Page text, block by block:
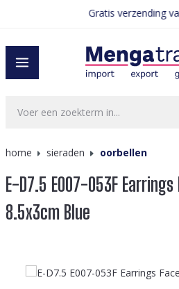
Gratis verzending
home sieraden oorbellen
E-D7.5 E007-053F
8.5x3cm Blue
Afbeeldingengalerij overslaan